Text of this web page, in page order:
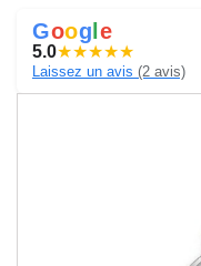
Goog e
5.0★★★★★
Laissez un avis (2 avis)